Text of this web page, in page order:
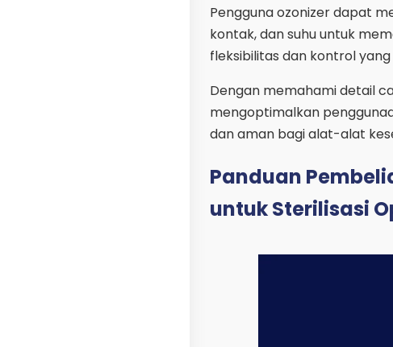
Pengguna ozonizer dapat
kontak, dan suhu untuk
fleksibilitas dan kontrol
Dengan memahami detail
mengoptimalkan
dan aman bagi alat-alat
Panduan
untuk Sterilisasi